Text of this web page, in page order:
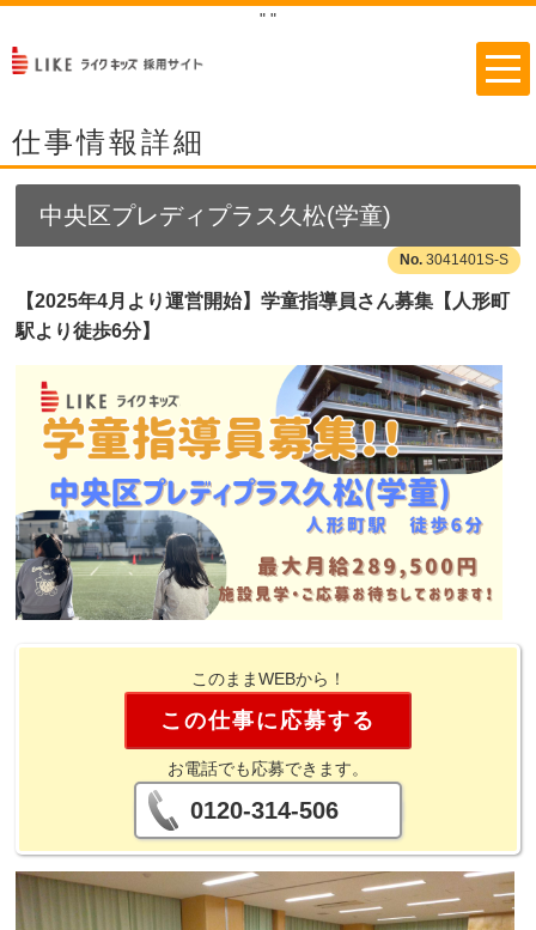
" "
仕事情報詳細
中央区プレディプラス久松(学童)
3041401S-S
【2025年4月より運営開始】学童指導員さん募集【人形町
駅より徒歩6分】
このままWEBから！
この仕事に応募する
お電話でも応募できます。
0120-314-506